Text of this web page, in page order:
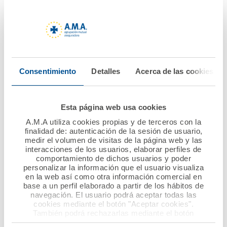
Consentimiento Detalles Acerca de las cookies
Esta página web usa cookies
A.M.A utiliza cookies propias y de terceros con la
finalidad de: autenticación de la sesión de usuario,
medir el volumen de visitas de la página web y las
interacciones de los usuarios, elaborar perfiles de
comportamiento de dichos usuarios y poder
personalizar la información que el usuario visualiza
en la web así como otra información comercial en
base a un perfil elaborado a partir de los hábitos de
navegación. El usuario podrá aceptar todas las
cookies mediante el botón "Aceptar cookies".
"Rechazar", donde se rechazarán todas las cookies
La Fundación A.M.A.
entrega 75 becas para
y 11 más para
postgrados
Ver noticia
empresa nacional que
más compromiso
Ver noticia